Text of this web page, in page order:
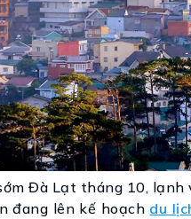
Đà Lạt tháng 10, lạnh
đang lên kế hoạch du